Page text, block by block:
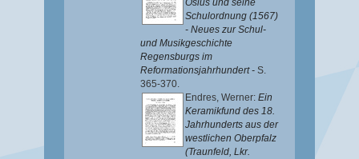
Osius und seine
Schulordnung (1567)
- Neues zur Schul-
und Musikgeschichte
Regensburgs im
Reformationsjahrhundert - S.
365-370.
Endres, Werner: Ein
Keramikfund des 18.
Jahrhunderts aus der
westlichen Oberpfalz
(Traunfeld, Lkr.